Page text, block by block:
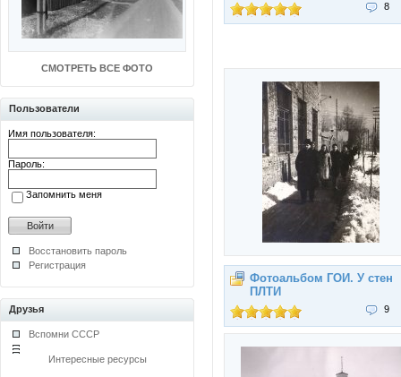
СМОТРЕТЬ ВСЕ ФОТО
Пользователи
Имя пользователя:
Пароль:
Запомнить меня
Восстановить пароль
Регистрация
Друзья
Вспомни СССР
Интересные ресурсы
8
Фотоальбом ГОИ. У стен
ПЛТИ
9